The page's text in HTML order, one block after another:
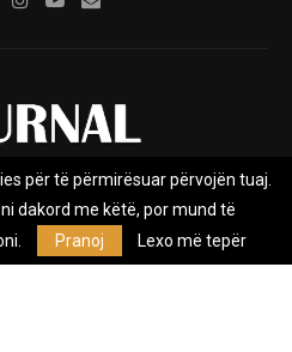
Marketing
Policy
e pavarur, e themeluar në vitin
për të përmirësuar përvojën tuaj.
dakord me këtë, por mund të
Pranoj Lexo më tepër